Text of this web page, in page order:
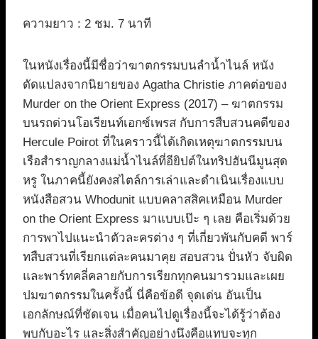
ความยาว : 2 ชม. 7 นาที
ในหนังเรื่องนี้มีชื่อว่าฆาตกรรมบนลำน้ำไนล์ หนัง
ดัดแปลงจากนิยายของ Agatha Christie ภาคต่อของ
Murder on the Orient Express (2017) – ฆาตกรรม
บนรถด่วนโอเรียนท์เอกซ์เพรส กับการสืบสวนคดีของ
Hercule Poirot ที่ในคราวนี้ได้เกิดเหตุฆาตกรรมบน
เรือสำราญกลางแม่น้ำไนล์ที่อียิปต์ในทริปฮันนีมูนสุด
หรู ในภาคนี้ยังคงสไตล์การเล่าและดำเนินเรื่องแบบ
หนังสือสวน Whodunit แบบคลาสสิคเหมือน Murder
on the Orient Express มาแบบเป๊ะ ๆ เลย คือเริ่มด้วย
การพาไปแนะนำตัวละครต่าง ๆ ที่เกี่ยวพันกับคดี พาร์
ทสืบสวนที่เรียกแต่ละคนมาคุย สอบสวน ปั่นหัว จับผิด
และพาร์ทคลี่คลายกับการเรียกทุกคนมารวมและเผย
ปมฆาตกรรมในครั้งนี้ นี่คือข้อดี จุดเด่น อันเป็น
เอกลักษณ์ที่ชัดเจน เมื่อคนไปดูเรื่องนี้จะได้รู้ว่าต้อง
พบกับอะไร และสิ่งสำคัญอย่างนึงคือแทบจะทุก